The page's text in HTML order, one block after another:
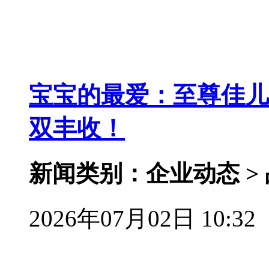
宝宝的最爱：至尊佳
双丰收！
新闻类别：企业动态 >
2026年07月02日 10:32